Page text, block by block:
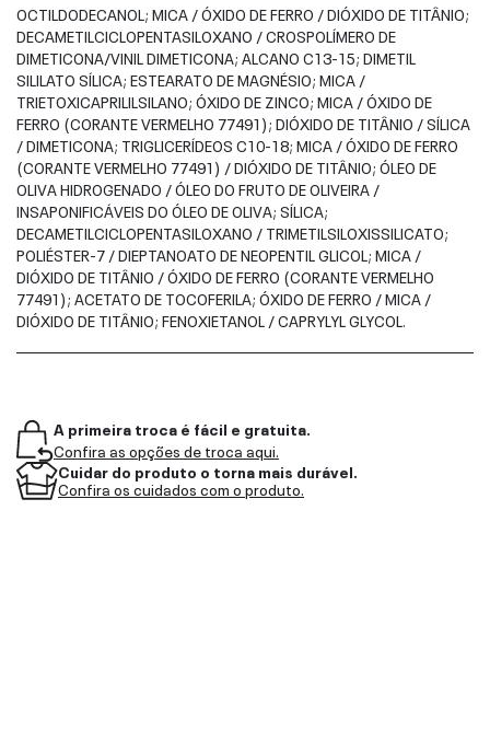
OCTILDODECANOL; MICA / ÓXIDO DE FERRO / DIÓXIDO DE TITÂNIO;
DECAMETILCICLOPENTASILOXANO / CROSPOLÍMERO DE
DIMETICONA/VINIL DIMETICONA; ALCANO C13-15; DIMETIL
SILILATO SÍLICA; ESTEARATO DE MAGNÉSIO; MICA /
TRIETOXICAPRILILSILANO; ÓXIDO DE ZINCO; MICA / ÓXIDO DE
FERRO (CORANTE VERMELHO 77491); DIÓXIDO DE TITÂNIO / SÍLICA
/ DIMETICONA; TRIGLICERÍDEOS C10-18; MICA / ÓXIDO DE FERRO
(CORANTE VERMELHO 77491) / DIÓXIDO DE TITÂNIO; ÓLEO DE
OLIVA HIDROGENADO / ÓLEO DO FRUTO DE OLIVEIRA /
INSAPONIFICÁVEIS DO ÓLEO DE OLIVA; SÍLICA;
DECAMETILCICLOPENTASILOXANO / TRIMETILSILOXISSILICATO;
POLIÉSTER-7 / DIEPTANOATO DE NEOPENTIL GLICOL; MICA /
DIÓXIDO DE TITÂNIO / ÓXIDO DE FERRO (CORANTE VERMELHO
77491); ACETATO DE TOCOFERILA; ÓXIDO DE FERRO / MICA /
DIÓXIDO DE TITÂNIO; FENOXIETANOL / CAPRYLYL GLYCOL.
A primeira troca é fácil e gratuita.
Confira as opções de troca aqui.
Cuidar do produto o torna mais durável.
Confira os cuidados com o produto.